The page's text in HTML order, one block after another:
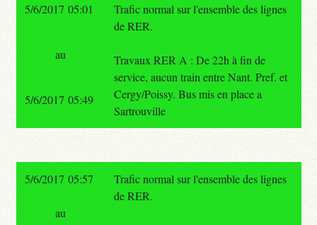
5/6/2017 05:01
Trafic normal sur l'ensemble des lignes
de RER.
Travaux RER A : De 22h à fin de
service, aucun train entre Nant. Pref. et
Cergy/Poissy. Bus mis en place a
Sartrouville
au
5/6/2017 05:49
5/6/2017 05:57
Trafic normal sur l'ensemble des lignes
de RER.
au